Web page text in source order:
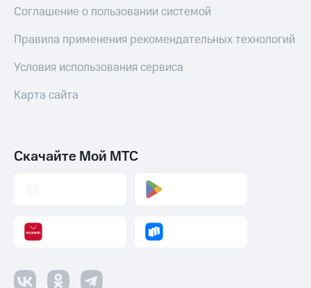
Соглашение о пользовании системой
Правила применения рекомендательных технологий
Условия использования сервиса
Карта сайта
Скачайте Мой МТС